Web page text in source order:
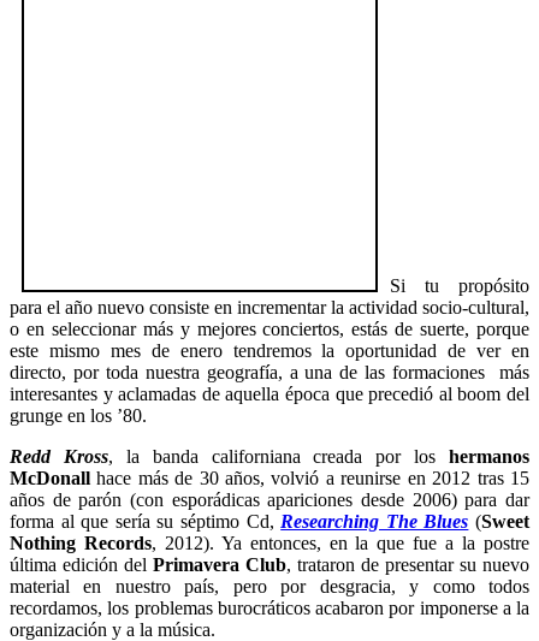
Si tu propósito
para el año nuevo consiste en incrementar la actividad socio-cultural,
o en seleccionar más y mejores conciertos, estás de suerte, porque
este mismo mes de enero tendremos la oportunidad de ver en
directo, por toda nuestra geografía, a una de las formaciones más
interesantes y aclamadas de aquella época que precedió al boom del
grunge en los ’80.
Redd Kross, la banda californiana creada por los hermanos
McDonall hace más de 30 años, volvió a reunirse en 2012 tras 15
años de parón (con esporádicas apariciones desde 2006) para dar
forma al que sería su séptimo Cd, Researching The Blues (Sweet
Nothing Records, 2012). Ya entonces, en la que fue a la postre
última edición del Primavera Club, trataron de presentar su nuevo
material en nuestro país, pero por desgracia, y como todos
recordamos, los problemas burocráticos acabaron por imponerse a la
organización y a la música.